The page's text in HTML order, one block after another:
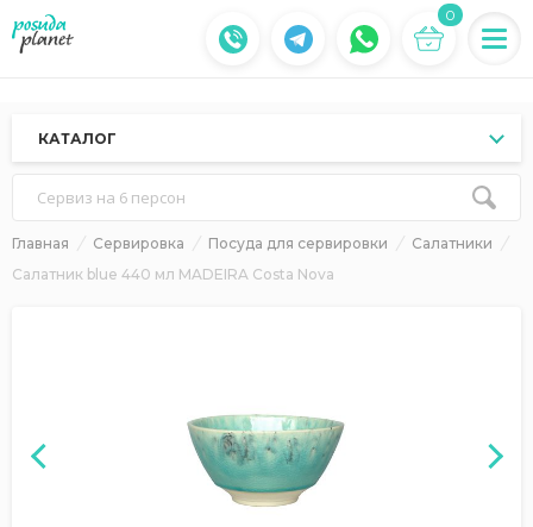
0
КАТАЛОГ
Сервиз на 6 персон
Главная Сервировка Посуда для сервировки
Салатники
Салатник blue 440 мл MADEIRA Costa Nova